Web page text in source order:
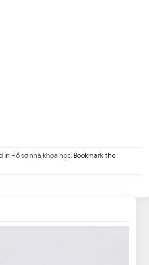
in Hồ sơ nhà khoa học. Bookmark the